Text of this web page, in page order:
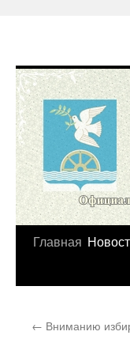
Перейти
Главная
← Вниманию